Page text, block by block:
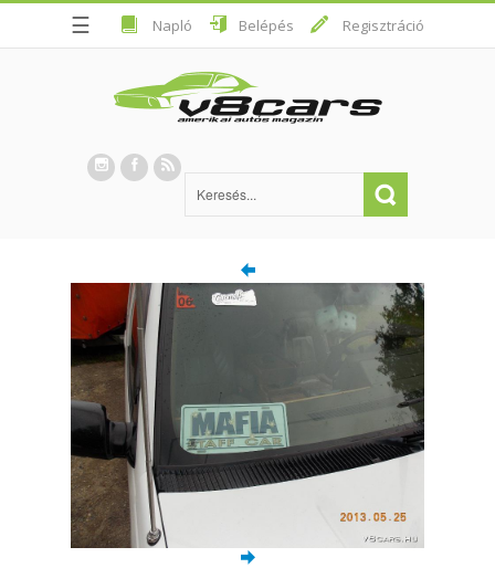
☰ Napló Belépés Regisztráció